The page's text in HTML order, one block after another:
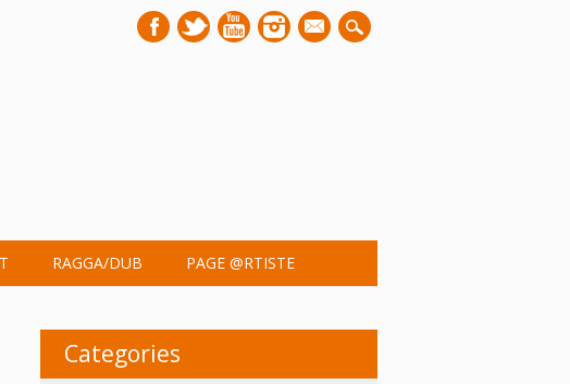
mail
RAGGA/DUB PAGE @RTISTE
Categories